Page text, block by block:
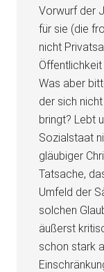
Vorwurf der
für sie (die
nicht
Öffentlichkeit
Was aber
der sich
bringt? Lebt
Sozialstaat
gläubiger
Tatsache,
Umfeld der
solchen
äußerst
schon stark